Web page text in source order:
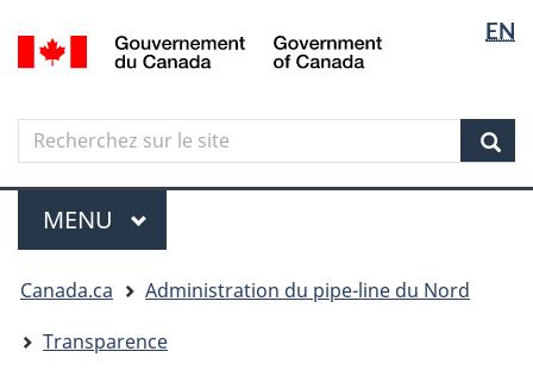
Aller
au
principal
Skip
to
government"
Passer
à
version
simplifiée
langue
EN
Canada
Search
Recherchez
sur
le
site
Menu
MENU PRINCIPAL
êtes
ici
Canada.ca
Administration du pipe-line du Nord
Transparence